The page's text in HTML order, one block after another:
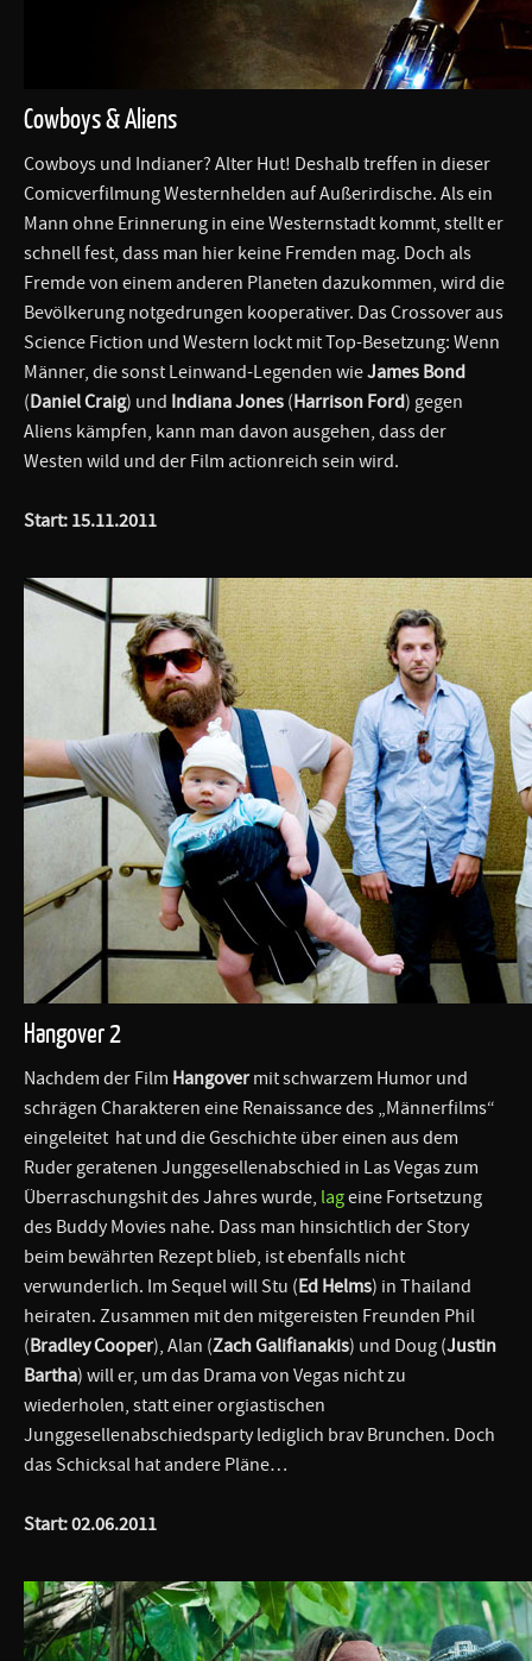
Cowboys & Aliens
Cowboys und Indianer? Alter Hut! Deshalb treffen in dieser
Comicverfilmung Westernhelden auf Außerirdische. Als ein
Mann ohne Erinnerung in eine Westernstadt kommt, stellt er
schnell fest, dass man hier keine Fremden mag. Doch als
Fremde von einem anderen Planeten dazukommen, wird die
Bevölkerung notgedrungen kooperativer. Das Crossover aus
Science Fiction und Western lockt mit Top-Besetzung: Wenn
Männer, die sonst Leinwand-Legenden wieJames Bond
(Daniel Craig) und Indiana Jones (Harrison Ford) gegen
Aliens kämpfen, kann man davon ausgehen, dass der
Westen wild und der Film actionreich sein wird.
Start: 15.11.2011
Hangover 2
Nachdem der Film Hangovermit schwarzem Humor und
schrägen Charakteren eine Renaissance des „Männerfilms“
eingeleitet hat und die Geschichte über einen aus dem
Ruder geratenen Junggesellenabschied in Las Vegas zum
Überraschungshit des Jahres wurde, lageine Fortsetzung
des Buddy Movies nahe. Dass man hinsichtlich der Story
beim bewährten Rezept blieb, ist ebenfalls nicht
verwunderlich. Im Sequel will Stu (Ed Helms) in Thailand
heiraten. Zusammen mit den mitgereisten Freunden Phil
(Bradley Cooper), Alan (Zach Galifianakis) und Doug (Justin
Bartha) will er, um das Drama von Vegas nicht zu
wiederholen, statt einer orgiastischen
Junggesellenabschiedsparty lediglich brav Brunchen. Doch
das Schicksal hat andere Pläne…
Start: 02.06.2011